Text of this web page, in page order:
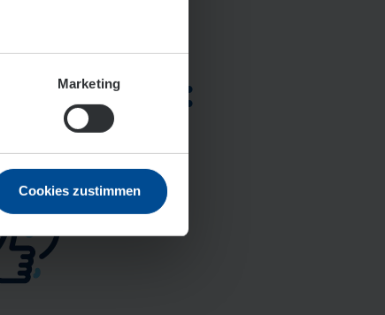
Marketing
Cookies zustimmen